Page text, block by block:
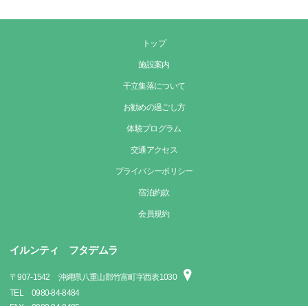
トップ
施設案内
干立集落について
お勧めの過ごし方
体験プログラム
交通アクセス
プライバシーポリシー
宿泊約款
会員規約
イルンティ フタデムラ
〒907-1542
沖縄県八重山郡竹富町字西表1030
TEL
0980-84-8484